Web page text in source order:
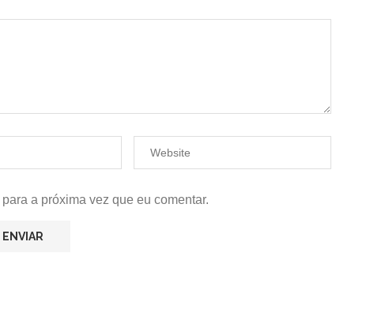
a próxima vez que eu comentar.